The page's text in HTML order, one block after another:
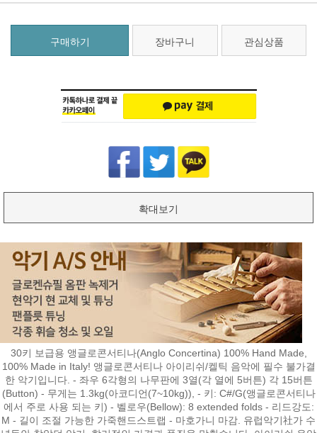
구매하기 장바구니 관심상품
확대보기
30키 보급용 앵글로콘서티나(Anglo Concertina) 100% Hand Made,
100% Made in Italy! 앵글로콘서티나 아이리쉬/켈틱 음악에 필수 불가결
한 악기입니다. - 좌우 6각형의 나무판에 3열(각 열에 5버튼) 각 15버튼
(Button) - 무게는 1.3kg(아코디언(7~10kg)), - 키: C#/G(앵글로콘서티나
에서 주로 사용 되는 키) - 벨로우(Bellow): 8 extended folds - 리드강도:
M - 길이 조절 가능한 가죽핸드스트랩 - 마호가니 마감. 유럽악기社가 수